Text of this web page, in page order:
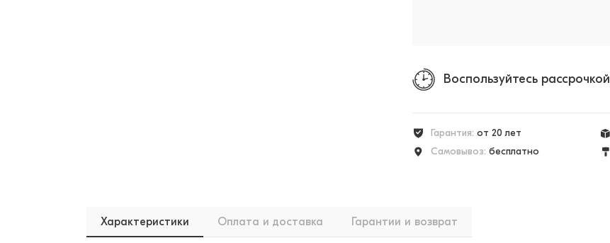
Воспользуйтесь рассрочкой
Гарантия: от 20 лет
Самовывоз: бесплатно
Характеристики Оплата и доставка Гарантии и возврат